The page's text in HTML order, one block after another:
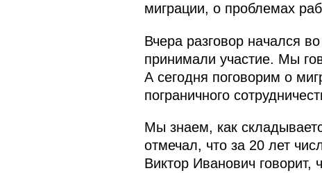
миграции, о проблемах
Вчера разговор начался
принимали участие. Мы
А сегодня поговорим о
пограничного
Мы знаем, как
отмечал, что за 20 лет
Виктор Иванович говорит,